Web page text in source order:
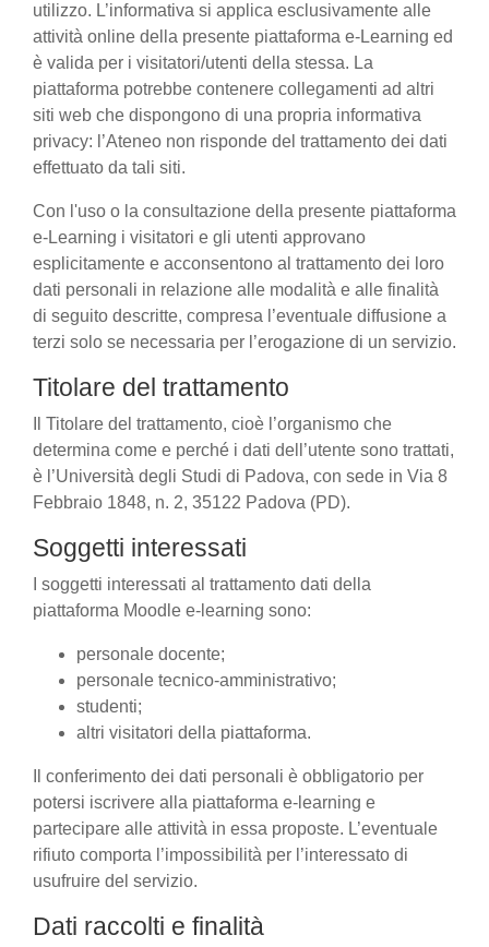
utilizzo. L’informativa si applica esclusivamente alle
attività online della presente piattaforma e-Learning ed
è valida per i visitatori/utenti della stessa. La
piattaforma potrebbe contenere collegamenti ad altri
siti web che dispongono di una propria informativa
privacy: l’Ateneo non risponde del trattamento dei dati
effettuato da tali siti.
Con l'uso o la consultazione della presente piattaforma
e-Learning i visitatori e gli utenti approvano
esplicitamente e acconsentono al trattamento dei loro
dati personali in relazione alle modalità e alle finalità
di seguito descritte, compresa l’eventuale diffusione a
terzi solo se necessaria per l’erogazione di un servizio.
Titolare del trattamento
Il Titolare del trattamento, cioè l’organismo che
determina come e perché i dati dell’utente sono trattati,
è l’Università degli Studi di Padova, con sede in Via 8
Febbraio 1848, n. 2, 35122 Padova (PD).
Soggetti interessati
I soggetti interessati al trattamento dati della
piattaforma Moodle e-learning sono:
personale docente;
personale tecnico-amministrativo;
studenti;
altri visitatori della piattaforma.
Il conferimento dei dati personali è obbligatorio per
potersi iscrivere alla piattaforma e-learning e
partecipare alle attività in essa proposte. L’eventuale
rifiuto comporta l’impossibilità per l’interessato di
usufruire del servizio.
Dati raccolti e finalità